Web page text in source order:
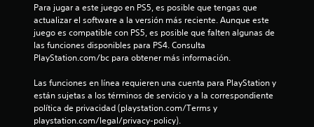
e
s
r
Para jugar a este juego en PS5, es posible que tengas que
actualizar el software a la versión más reciente. Aunque este
juego es compatible con PS5, es posible que falten algunas de
las funciones disponibles para PS4. Consulta
PlayStation.com/bc para obtener más información.
Las funciones en línea requieren una cuenta para PlayStation y
están sujetas a los términos de servicio y a la correspondiente
política de privacidad (playstation.com/Terms y
playstation.com/legal/privacy-policy).